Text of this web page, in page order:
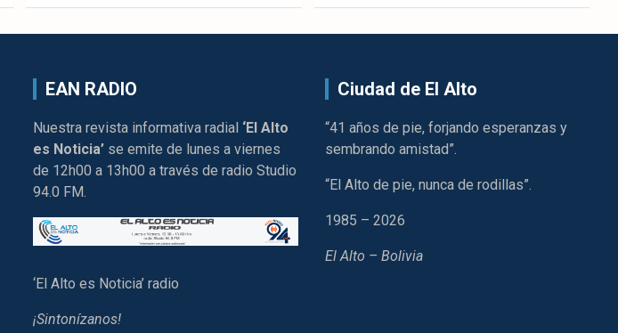
EAN RADIO
Nuestra revista informativa radial ‘El Alto
es Noticia’ se emite de lunes a viernes
de 12h00 a 13h00 a través de radio Studio
94.0 FM.
‘El Alto es Noticia’ radio
¡Sintonízanos!
Ciudad de El Alto
“41 años de pie, forjando esperanzas y
sembrando amistad”.
“El Alto de pie, nunca de rodillas”.
1985 – 2026
El Alto – Bolivia